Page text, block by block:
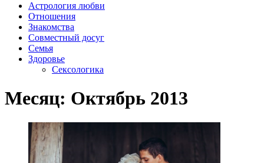
Астрология любви
Отношения
Знакомства
Совместный досуг
Семья
Здоровье
Сексологика
Месяц: Октябрь 2013